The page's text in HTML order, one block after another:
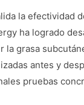
la efectividad
ha logrado
la grasa
antes y
pruebas